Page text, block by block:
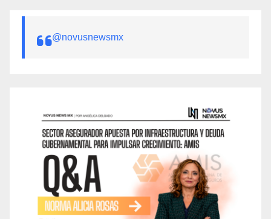
@novusnewsmx